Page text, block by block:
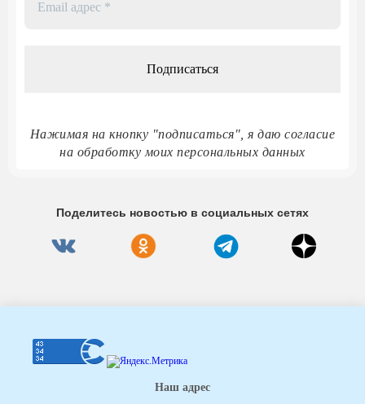
Нажимая на кнопку "подписаться", я даю согласие
на обработку моих персональных данных
Поделитесь новостью в социальных сетях
Наш адрес